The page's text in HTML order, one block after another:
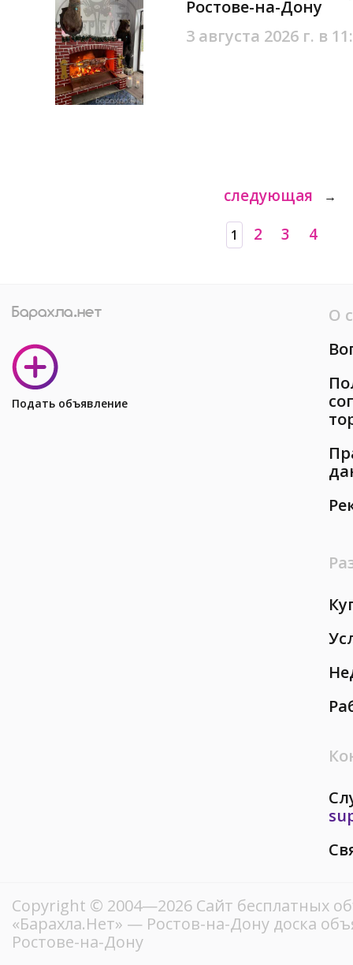
Ростове-на-Дону
3 августа 2026 г. в
следующая →
1 2 3 4
Подать объявление
О
Copyright © 2004—2026 Сайт бесплатных
«Барахла.Нет» — Ростов-на-Дону доска
Ростове-на-Дону